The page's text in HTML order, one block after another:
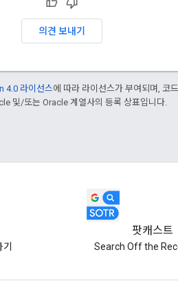
의견 보내기
4.0 라이선스에 따라 라이선스가 부여되며, 코
및/또는 Oracle 계열사의 등록 상표입니다.
팟캐스트
Search Off the